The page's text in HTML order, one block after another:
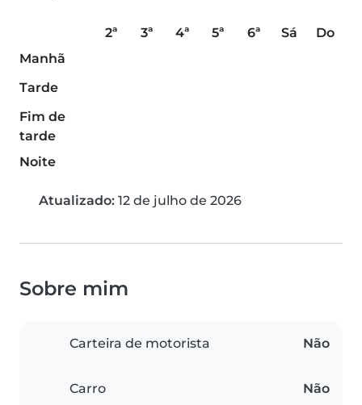
2ª 3ª 4ª 5ª 6ª Sá
Do
Manhã
Tarde
Fim de
tarde
Noite
Atualizado: 12 de julho de 2026
Sobre mim
Carteira de motorista Não
Carro Não